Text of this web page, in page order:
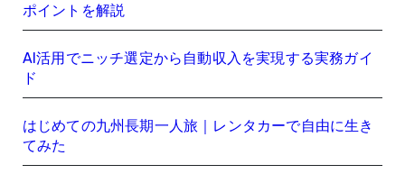
ポイントを解説
AI活用でニッチ選定から自動収入を実現する実務ガイ
ド
はじめての九州長期一人旅｜レンタカーで自由に生き
てみた